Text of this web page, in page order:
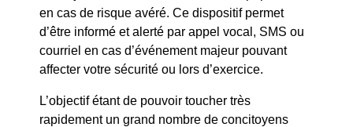
05/25 Arrêté municipal portant délégation à un agent
en matière d’état civil
en cas de risque avéré. Ce dispositif permet
d’être informé et alerté par appel vocal, SMS ou
courriel en cas d’événement majeur pouvant
affecter votre sécurité ou lors d’exercice.
L’objectif étant de pouvoir toucher très
rapidement un grand nombre de concitoyens